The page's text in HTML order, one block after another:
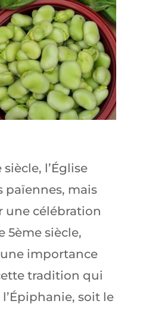
l’Église
païennes, mais
une célébration
5ème siècle,
une importance
tradition qui
soit le